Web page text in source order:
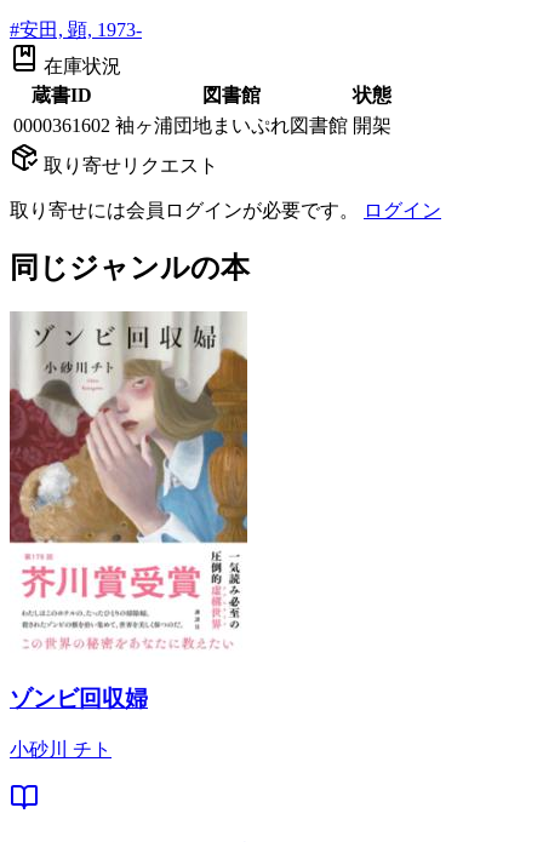
#安田, 顕, 1973-
在庫状況
蔵書ID
図書館
状態
0000361602 袖ヶ浦団地まいぷれ図書館 開架
取り寄せリクエスト
取り寄せには会員ログインが必要です。 ログイン
同じジャンルの本
ゾンビ回収婦
小砂川 チト